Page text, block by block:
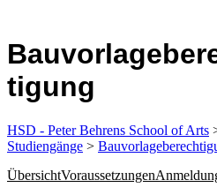
tigung
HSD - Peter Behrens School of Arts
Studiengänge >
ÜbersichtVoraussetzungen